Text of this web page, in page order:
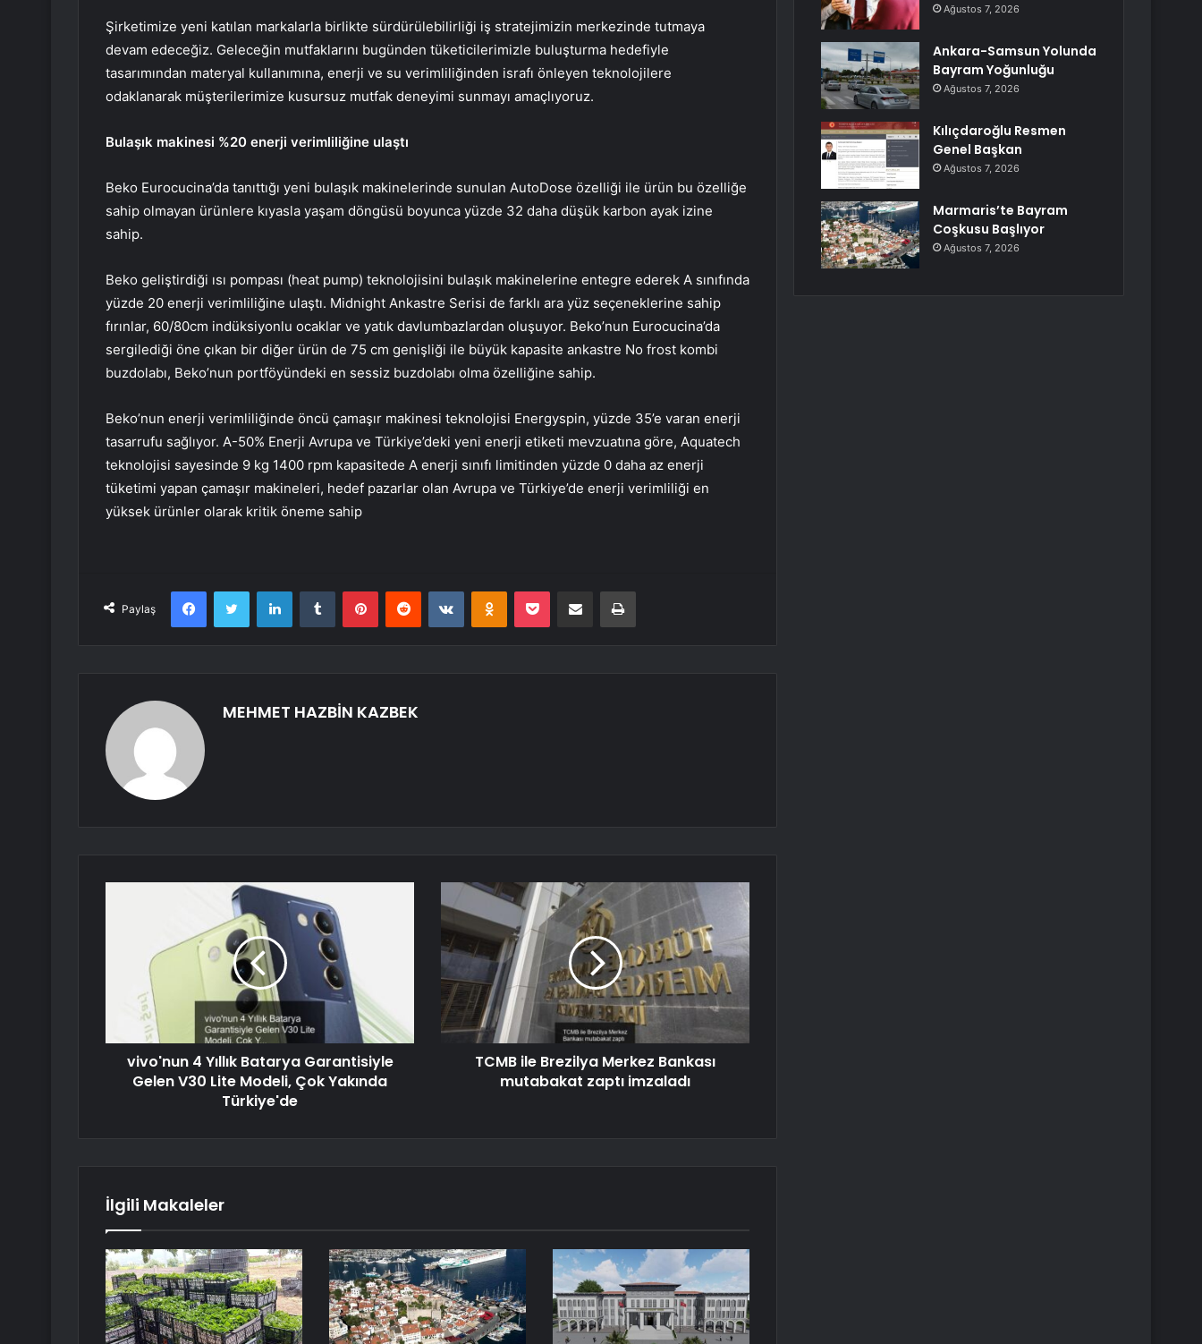
Şirketimize yeni katılan markalarla birlikte sürdürülebilirliği iş stratejimizin merkezinde tutmaya
devam edeceğiz. Geleceğin mutfaklarını bugünden tüketicilerimizle buluşturma hedefiyle
tasarımından materyal kullanımına, enerji ve su verimliliğinden israfı önleyen teknolojilere
odaklanarak müşterilerimize kusursuz mutfak deneyimi sunmayı amaçlıyoruz.
Bulaşık makinesi %20 enerji verimliliğine ulaştı
Beko Eurocucina’da tanıttığı yeni bulaşık makinelerinde sunulan AutoDose özelliği ile ürün bu özelliğe
sahip olmayan ürünlere kıyasla yaşam döngüsü boyunca yüzde 32 daha düşük karbon ayak izine
sahip.
Beko geliştirdiği ısı pompası (heat pump) teknolojisini bulaşık makinelerine entegre ederek A sınıfında
yüzde 20 enerji verimliliğine ulaştı. Midnight Ankastre Serisi de farklı ara yüz seçeneklerine sahip
fırınlar, 60/80cm indüksiyonlu ocaklar ve yatık davlumbazlardan oluşuyor. Beko’nun Eurocucina’da
sergilediği öne çıkan bir diğer ürün de 75 cm genişliği ile büyük kapasite ankastre No frost kombi
buzdolabı, Beko’nun portföyündeki en sessiz buzdolabı olma özelliğine sahip.
Beko’nun enerji verimliliğinde öncü çamaşır makinesi teknolojisi Energyspin, yüzde 35’e varan enerji
tasarrufu sağlıyor. A-50% Enerji Avrupa ve Türkiye’deki yeni enerji etiketi mevzuatına göre, Aquatech
teknolojisi sayesinde 9 kg 1400 rpm kapasitede A enerji sınıfı limitinden yüzde 0 daha az enerji
tüketimi yapan çamaşır makineleri, hedef pazarlar olan Avrupa ve Türkiye’de enerji verimliliği en
yüksek ürünler olarak kritik öneme sahip
Paylaş
FacebookTwitter LinkedInTumblr PinterestReddit VKontakteOdnoklassniki
Pocket E-Posta ile paylaş Yazdır
MEHMET HAZBİN KAZBEK
vivo'nun 4 Yıllık Batarya Garantisiyle
Gelen V30 Lite Modeli, Çok Yakında
Türkiye'de
TCMB ile Brezilya Merkez Bankası
mutabakat zaptı imzaladı
İlgili Makaleler
Ağustos 7, 2026
Ankara-Samsun Yolunda
Bayram Yoğunluğu
Ağustos 7, 2026
Kılıçdaroğlu Resmen
Genel Başkan
Ağustos 7, 2026
Marmaris’te Bayram
Coşkusu Başlıyor
Ağustos 7, 2026